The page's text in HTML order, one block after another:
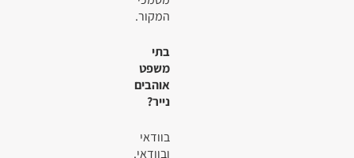
המקור.
בתי
משפט
אוהבים
נייר?
בוודאי
ובוודאי.